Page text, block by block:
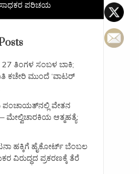
ಪರಿಚಯ
ತಿಂಗಳ ಸಂಬಳ ಬಾಕಿ;
ಕಚೇರಿ ಮುಂದೆ ‘ವಾಟರ್
ಪಂಚಾಯತ್‌ನಲ್ಲಿ ವೇತನ
ಆತ್ಮಹತ್ಯೆ:
ಹಕ್ಕಿಗೆ ಹೈಕೋರ್ಟ್ ಬೆಂಬಲ
ವಿರುದ್ಧದ ಪ್ರಕರಣಕ್ಕೆ ತೆರೆ